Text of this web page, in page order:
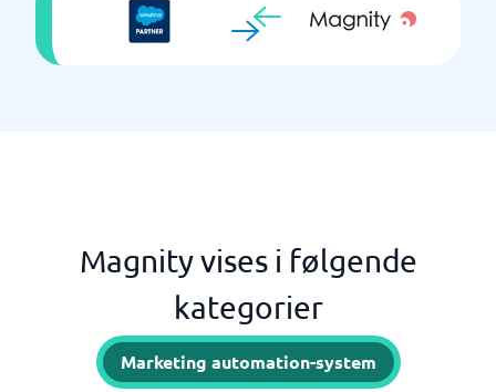
Magnity vises i følgende
kategorier
Marketing automation-system